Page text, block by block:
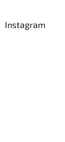
Instagram